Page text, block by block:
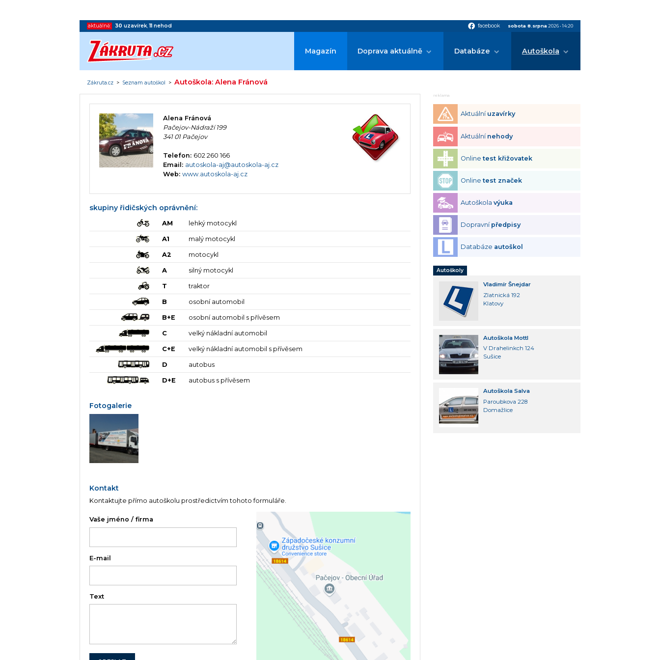
aktuálně: 30 uzavírek,11 nehod facebook facebook sobota 8.srpna 2026•14:20
Magazín Doprava aktuálně Databáze Autoškola
Zákruta.cz > Seznam autoškol >Autoškola: Alena Fránová
Alena Fránová
Pačejov-Nádraží 199
341 01 Pačejov
Telefon: 602 260 166
Email: autoskola-aj@autoskola-aj.cz
Web:www.autoskola-aj.cz
skupiny řidičských oprávnění:
AM lehký motocykl
A1 malý motocykl
A2 motocykl
A silný motocykl
T traktor
B osobní automobil
B+E osobní automobil s přívěsem
C velký nákladní automobil
C+E velký nákladní automobil s přívěsem
D autobus
D+E autobus s přívěsem
Fotogalerie
Kontakt
Kontaktujte přímo autoškolu prostředictvím tohoto formuláře.
Vaše jméno / firma
E-mail
Text
reklama
Aktuální uzavírky
Aktuální nehody
Onlinetest křižovatek
Onlinetest značek
Autoškolavýuka
Dopravní předpisy
Databáze autoškol
Autoškoly
Vladimír Šnejdar
Zlatnická 192
Klatovy
Autoškola Mottl
V Drahelinkch 124
Sušice
Autoškola Salva
Paroubkova 228
Domažlice